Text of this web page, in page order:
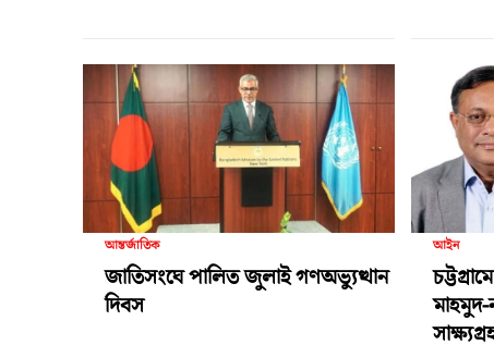
আন্তর্জাতিক
জাতিসংঘে পালিত জুলাই গণঅভ্যুত্থান
দিবস
আইন